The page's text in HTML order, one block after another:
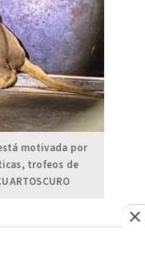
motivada por
trofeos de
opera